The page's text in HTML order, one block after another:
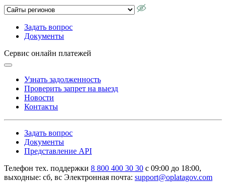
Задать вопрос
Документы
Сервис онлайн платежей
Узнать задолженность
Проверить запрет на выезд
Новости
Контакты
Задать вопрос
Документы
Представление API
Телефон тех. поддержки 8 800 400 30 30 с 09:00 до 18:00,
выходные: сб, вс Электронная почта: support@oplatagov.com